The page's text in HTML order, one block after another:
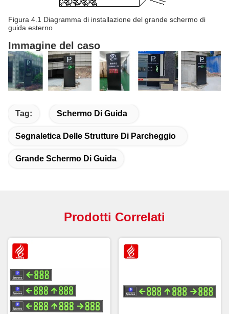
Figura 4.1 Diagramma di installazione del grande schermo di
guida esterno
Immagine del caso
Tag: Schermo Di Guida
Segnaletica Delle Strutture Di Parcheggio
Grande Schermo Di Guida
Prodotti Correlati